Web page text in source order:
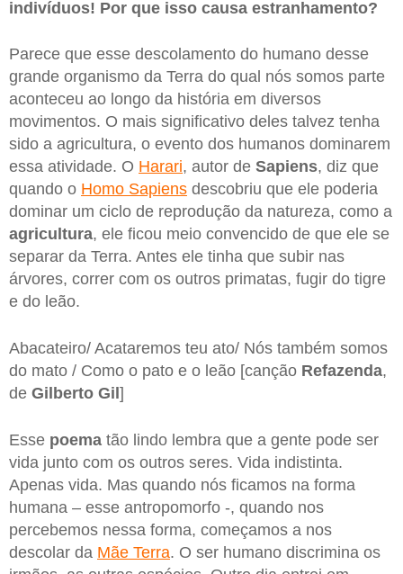
indivíduos! Por que isso causa estranhamento?
Parece que esse descolamento do humano desse
grande organismo da Terra do qual nós somos parte
aconteceu ao longo da história em diversos
movimentos. O mais significativo deles talvez tenha
sido a agricultura, o evento dos humanos dominarem
essa atividade. O Harari, autor de Sapiens, diz que
quando o Homo Sapiens descobriu que ele poderia
dominar um ciclo de reprodução da natureza, como a
agricultura, ele ficou meio convencido de que ele se
separar da Terra. Antes ele tinha que subir nas
árvores, correr com os outros primatas, fugir do tigre
e do leão.
Abacateiro/ Acataremos teu ato/ Nós também somos
do mato / Como o pato e o leão [canção Refazenda,
de Gilberto Gil ]
Esse poema tão lindo lembra que a gente pode ser
vida junto com os outros seres. Vida indistinta.
Apenas vida. Mas quando nós ficamos na forma
humana – esse antropomorfo -, quando nos
percebemos nessa forma, começamos a nos
descolar da Mãe Terra. O ser humano discrimina os